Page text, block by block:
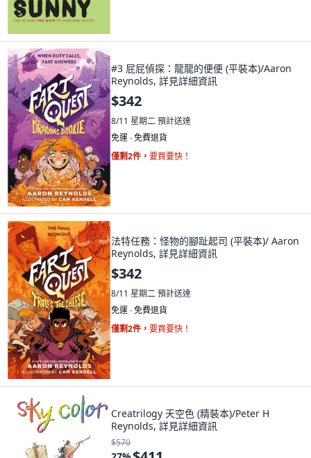
#3 屁屁偵探：龍龍的便便 (平裝本)/Aaron
Reynolds, 詳見詳細資訊
$342
8/11 星期二預計送達
免運 ∙ 免費退貨
僅剩2件， 要買要快！
法特任務：怪物的腳趾起司 (平裝本)/ Aaron
Reynolds, 詳見詳細資訊
$342
8/11 星期二預計送達
免運 ∙ 免費退貨
僅剩2件， 要買要快！
Creatrilogy 天空色 (精裝本)/Peter H
Reynolds, 詳見詳細資訊
$570